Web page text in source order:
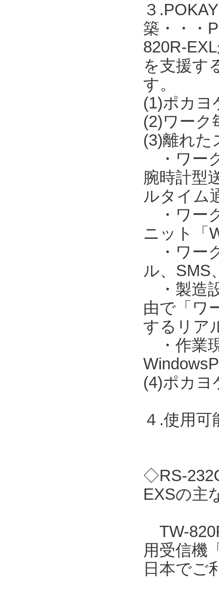
３
築・・・
820R-
を支援す
す。
(1)ポカヨ
(2)ワーク
(3)離れた
・ワー
腕時計型
ルタイム
・ワー
ニット「
・ワー
ル、SMS
・製造
由で「ワ
するリア
・作業
(4)ポカヨ
４.使用
◇RS-
EXSの主
TW-
用受信機
日本でご